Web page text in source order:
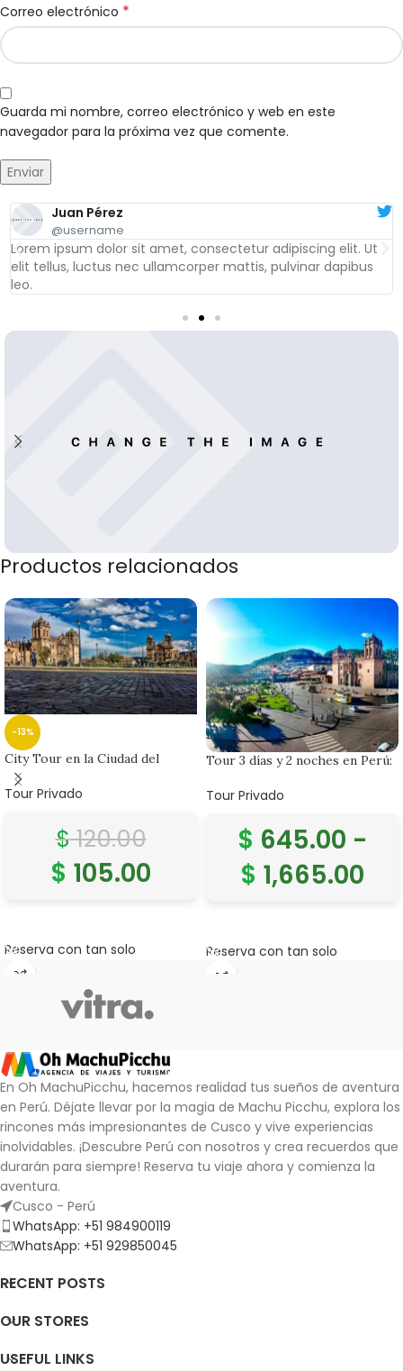
Correo electrónico *
Guarda mi nombre, correo electrónico y web en este
navegador para la próxima vez que comente.
Juan Pérez
@username
Lorem ipsum dolor sit amet, consectetur adipiscing elit. Ut
elit tellus, luctus nec ullamcorper mattis, pulvinar dapibus
leo.
Banner title, click to edit.
Productos relacionados
-13%
City Tour en la Ciudad del
Cusco – Servicio Privado
Tour Privado
$120.00
$ 105.00
Reserva con tan solo
Tour 3 días y 2 noches en Perú:
Pernocte en Valle Sagrado.
Tour Privado
$ 645.00 -
$ 1,665.00
Reserva con tan solo
En Oh MachuPicchu, hacemos realidad tus sueños de aventura
en Perú. Déjate llevar por la magia de Machu Picchu, explora los
rincones más impresionantes de Cusco y vive experiencias
inolvidables. ¡Descubre Perú con nosotros y crea recuerdos que
durarán para siempre! Reserva tu viaje ahora y comienza la
aventura.
Cusco - Perú
WhatsApp: +51 984900119
WhatsApp: +51 929850045
RECENT POSTS
OUR STORES
USEFUL LINKS